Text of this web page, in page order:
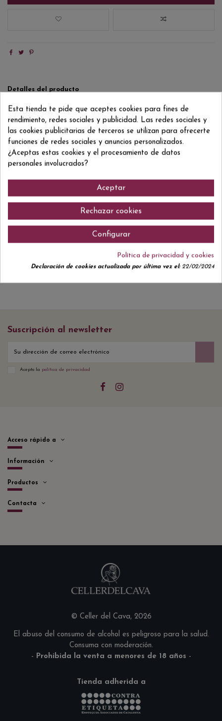
Detalles del producto
Reviews(0)
ean13 8421516007000
No hay reseñas de clientes en este momento.
Suscripción al newsletter
Acepto la política de privacidad
Acceso rápido a
Información
Productos
Contacta
© Celler del Cava, 2026
El abuso del consumo de alcohol es peligroso para la salud.
Consuma con moderación.
- Prohibida la venta a menores de 18 años -
Tienda adherida a
Esta tienda te pide que aceptes cookies para fines de
rendimiento, redes sociales y publicidad. Las redes sociales y
las cookies publicitarias de terceros se utilizan para ofrecerte
funciones de redes sociales y anuncios personalizados.
¿Aceptas estas cookies y el procesamiento de datos
personales involucrados?
Aceptar
Rechazar cookies
Configurar
Política de privacidad y cookies
Declaración de cookies actualizada por última vez el:22/02/2024